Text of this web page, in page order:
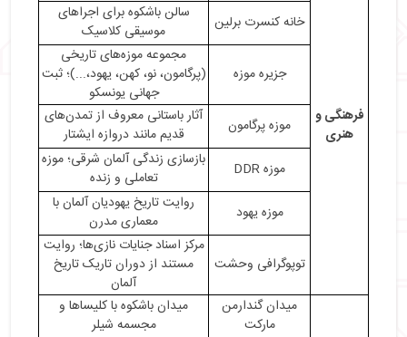
فرهنگی و
هنری
خانه کنسرت برلین
سالن باشکوه برای اجراهای
موسیقی کلاسیک
جزیره موزه
مجموعه موزه‌های تاریخی
(پرگامون، نو، کهن، یهود،...)؛ ثبت
جهانی یونسکو
موزه پرگامون
آثار باستانی معروف از تمدن‌های
قدیم مانند دروازه ایشتار
موزه DDR
بازسازی زندگی آلمان شرقی؛ موزه
تعاملی و زنده
موزه یهود
روایت تاریخ یهودیان آلمان با
معماری مدرن
توپوگرافی وحشت
مرکز اسناد جنایات نازی‌ها؛ روایت
مستند از دوران تاریک تاریخ
آلمان
میدان گندارمن
مارکت
میدان باشکوه با کلیساها و
مجسمه شیلر